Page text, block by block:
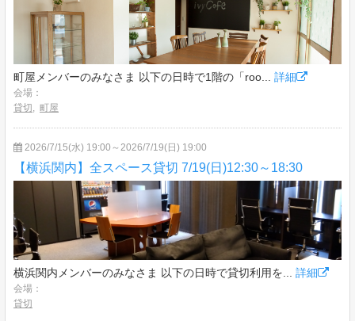
町屋メンバーのみなさま 以下の日時で1階の「roo... 詳細
会場：
貸切 , 町屋
2026/7/15(水) 19:00～2026/7/19(日) 19:00
【横浜関内】全スペース貸切 7/19(日)12:30～18:30
横浜関内メンバーのみなさま 以下の日時で貸切利用を... 詳細
会場：
貸切